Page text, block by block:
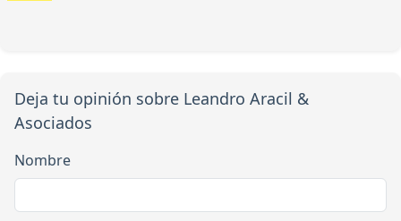
Deja tu opinión sobre Leandro Aracil &
Asociados
Nombre